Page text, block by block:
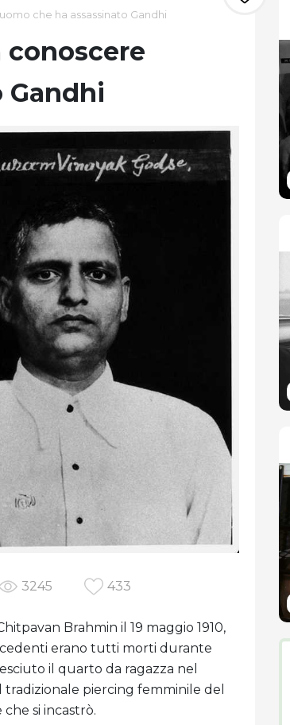
che ha assassinato Gandhi
conoscere
Gandhi
3245 433
Brahmin il 19 maggio 1910,
erano tutti morti durante
il quarto da ragazza nel
piercing femminile del
si incastrò.